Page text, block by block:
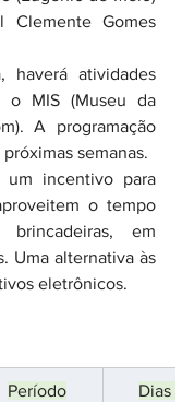
Clemente Gomes
haverá atividades
o MIS (Museu da
A programação
semanas.
um incentivo para
o tempo
em
Uma alternativa às
eletrônicos.
Período
Dias